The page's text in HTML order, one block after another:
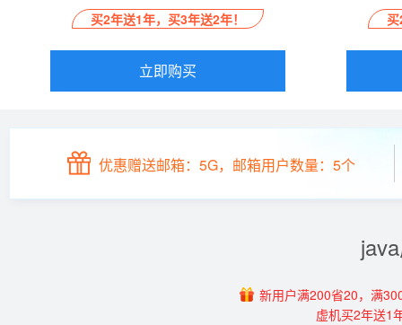
买2年送1年，买3年送2年！
立即购买
优惠赠送邮箱：5G，邮箱用户数量：5个
新用户满200省20，满
虚机买2年送1